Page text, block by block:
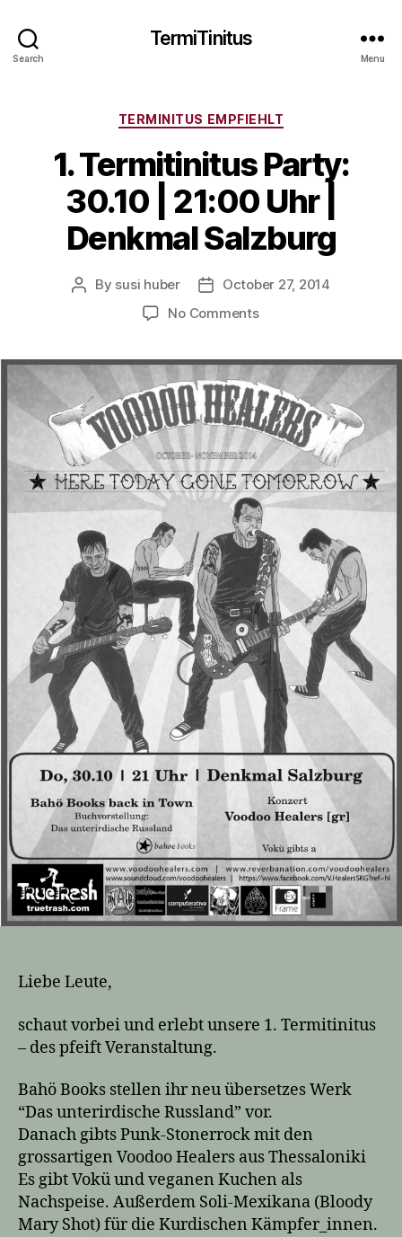
Search
TermiTinitus
Menu
Categories
TERMINITUS EMPFIEHLT
1. Termitinitus Party:
30.10 | 21:00 Uhr |
Denkmal Salzburg
Post
By susi huber
PostOctober 27, 2014
No Commentson
Party:
30.10
|
21:00
Uhr
|
Denkmal
Salzburg
Liebe Leute,
schaut vorbei und erlebt unsere 1. Termitinitus
– des pfeift Veranstaltung.
Bahö Books stellen ihr neu übersetzes Werk
“Das unterirdische Russland” vor.
Danach gibts Punk-Stonerrock mit den
grossartigen Voodoo Healers aus Thessaloniki
Es gibt Vokü und veganen Kuchen als
Nachspeise. Außerdem Soli-Mexikana (Bloody
Mary Shot) für die Kurdischen Kämpfer_innen.